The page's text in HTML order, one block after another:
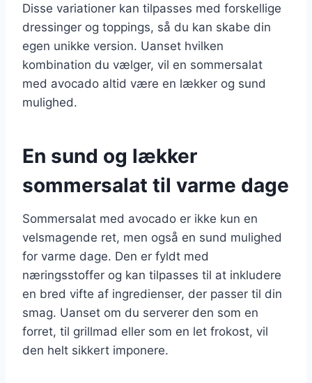
Disse variationer kan tilpasses med forskellige
dressinger og toppings, så du kan skabe din
egen unikke version. Uanset hvilken
kombination du vælger, vil en sommersalat
med avocado altid være en lækker og sund
mulighed.
En sund og lækker
sommersalat til varme dage
Sommersalat med avocado er ikke kun en
velsmagende ret, men også en sund mulighed
for varme dage. Den er fyldt med
næringsstoffer og kan tilpasses til at inkludere
en bred vifte af ingredienser, der passer til din
smag. Uanset om du serverer den som en
forret, til grillmad eller som en let frokost, vil
den helt sikkert imponere.